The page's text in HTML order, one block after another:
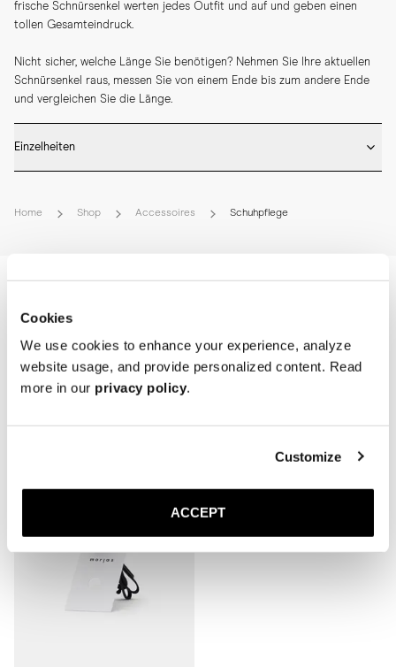
Cookies
We use cookies to enhance your experience, analyze
website usage, and provide personalized content. Read
more in our privacy policy.
Customize
ACCEPT
frische Schnürsenkel werten jedes Outfit und auf und geben einen
tollen Gesamteindruck.
Nicht sicher, welche Länge Sie benötigen? Nehmen Sie Ihre aktuellen
Schnürsenkel raus, messen Sie von einem Ende bis zum andere Ende
und vergleichen Sie die Länge.
Einzelheiten
Home Shop Accessoires Schuhpflege